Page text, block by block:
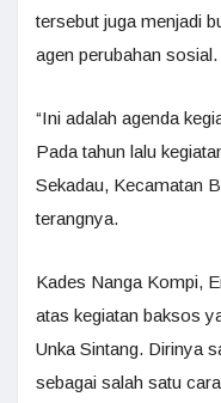
tersebut juga menjadi
agen perubahan sosial.
“Ini adalah agenda
Pada tahun lalu
Sekadau, Kecamatan
terangnya.
Kades Nanga Kompi,
atas kegiatan baksos
Unka Sintang. Dirinya
sebagai salah satu